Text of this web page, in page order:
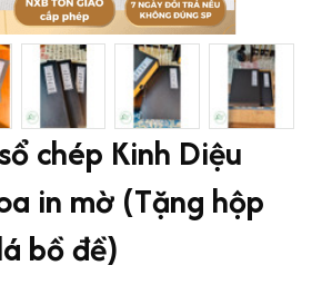
chép Kinh Diệu
in mờ (Tặng hộp
bồ đề)